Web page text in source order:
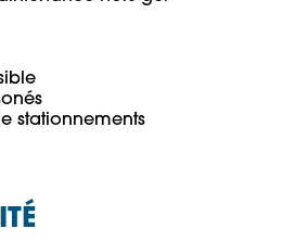
stationnements